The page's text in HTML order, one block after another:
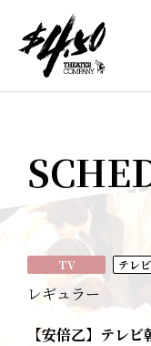
レギュラー
TV テレ
【安倍乙】テレ